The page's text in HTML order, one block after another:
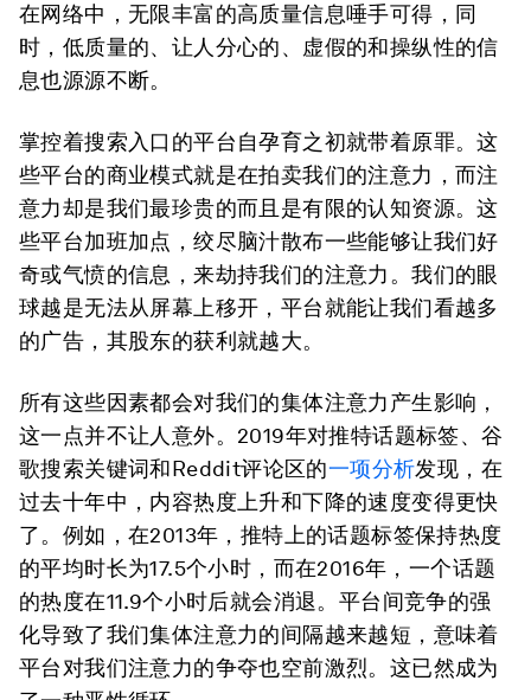
在网络中，无限丰富的高质量信息唾手可得，同
时，低质量的、让人分心的、虚假的和操纵性的信
息也源源不断。
掌控着搜索入口的平台自孕育之初就带着原罪。这
些平台的商业模式就是在拍卖我们的注意力，而注
意力却是我们最珍贵的而且是有限的认知资源。这
些平台加班加点，绞尽脑汁散布一些能够让我们好
奇或气愤的信息，来劫持我们的注意力。我们的眼
球越是无法从屏幕上移开，平台就能让我们看越多
的广告，其股东的获利就越大。
所有这些因素都会对我们的集体注意力产生影响，
这一点并不让人意外。2019年对推特话题标签、谷
歌搜索关键词和Reddit评论区的一项分析发现，在
过去十年中，内容热度上升和下降的速度变得更快
了。例如，在2013年，推特上的话题标签保持热度
的平均时长为17.5个小时，而在2016年，一个话题
的热度在11.9个小时后就会消退。平台间竞争的强
化导致了我们集体注意力的间隔越来越短，意味着
平台对我们注意力的争夺也空前激烈。这已然成为